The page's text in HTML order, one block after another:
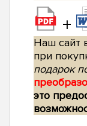
+
Наш сайт
при
подарок
это